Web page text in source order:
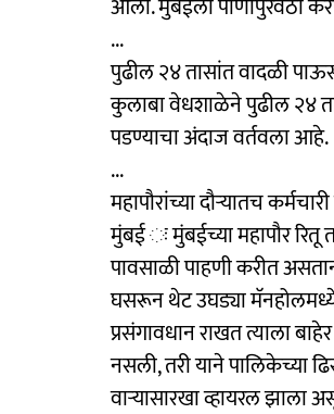
आली. मुंबईला पाणीपुरवठा
...
पुढील २४ तासांत वादळी
कुलाबा वेधशाळेने पुढील २४
पडण्याचा अंदाज वर्तवला आहे.
...
महापौरांच्या दौऱ्यातच
मुंबई ः मुंबईच्या महापौर रितू
पावसाळी पाहणी करीत
घसरून थेट उघड्या मॅनहोलमध्ये
प्रसंगावधान राखत त्याला
नसली, तरी याने पालिकेच्या
वाऱ्यासारखा व्हायरल